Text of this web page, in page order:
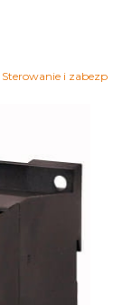
Sterowanie i